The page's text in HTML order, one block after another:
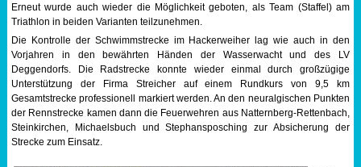
Erneut wurde auch wieder die Möglichkeit geboten, als Team (Staffel) am
Triathlon in beiden Varianten teilzunehmen.
Die Kontrolle der Schwimmstrecke im Hackerweiher lag wie auch in den
Vorjahren in den bewährten Händen der Wasserwacht und des LV
Deggendorfs. Die Radstrecke konnte wieder einmal durch großzügige
Unterstützung der Firma Streicher auf einem Rundkurs von 9,5 km
Gesamtstrecke professionell markiert werden. An den neuralgischen Punkten
der Rennstrecke kamen dann die Feuerwehren aus Natternberg-Rettenbach,
Steinkirchen, Michaelsbuch und Stephansposching zur Absicherung der
Strecke zum Einsatz.